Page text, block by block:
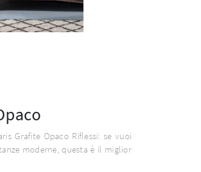
Grafite Opaco Riflessi: se vuoi
moderne, questa è il miglior